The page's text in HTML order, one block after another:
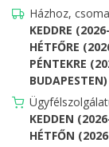
Házhoz,
KEDDRE
HÉTFŐRE
PÉNTEKRE
BUDAPESTEN)
KEDDEN
HÉTFŐN